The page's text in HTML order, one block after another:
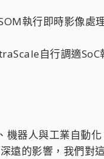
執行即時影像處
自行調適SoC
器人與工業自動
遠的影響，我們